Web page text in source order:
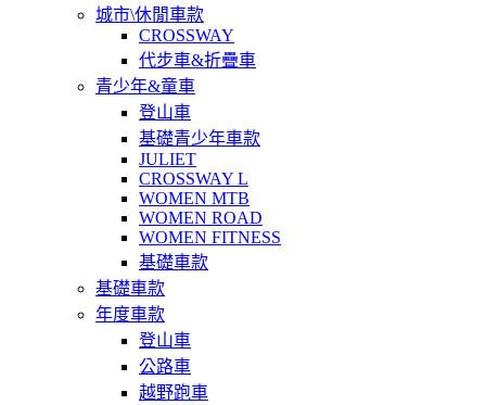
城市\休閒車款
CROSSWAY
代步車&折疊車
青少年&童車
登山車
基礎青少年車款
JULIET
CROSSWAY L
WOMEN MTB
WOMEN ROAD
WOMEN FITNESS
基礎車款
基礎車款
年度車款
登山車
公路車
越野跑車